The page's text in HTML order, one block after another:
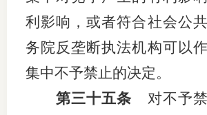
利影响，或者符合社会公
务院反垄断执法机构可以
集中不予禁止的决定。
第三十五条 对不予